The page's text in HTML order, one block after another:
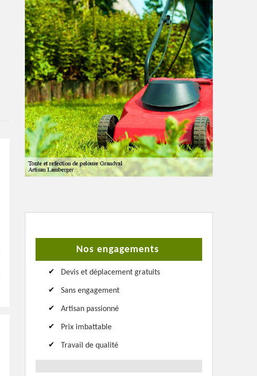
Nos engagements
Devis et déplacement gratuits
Sans engagement
Artisan passionné
Prix imbattable
Travail de qualité